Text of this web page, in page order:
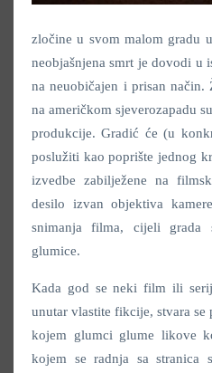
zločine u svom malom gradu
neobjašnjena smrt je dovodi u
na neuobičajen i prisan način.
na američkom sjeverozapadu
produkcije. Gradić će (u
poslužiti kao poprište jednog
izvedbe zabilježene na
desilo izvan objektiva
snimanja filma, cijeli
glumice.
Kada god se neki film ili
unutar vlastite fikcije, stvara se
kojem glumci glume likove
kojem se radnja sa stranica